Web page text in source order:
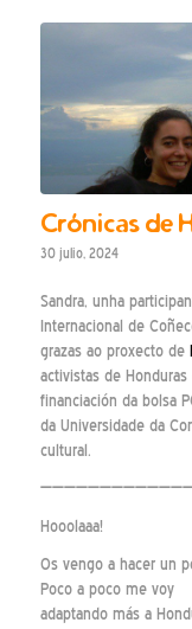
Crónicas de
30 julio, 2024
Sandra, unha
Internacional de
grazas ao proxecto de
activistas de
financiación da bolsa
da Universidade da
cultural.
Hooolaaa!
Os vengo a hacer un
Poco a poco me voy
adaptando más a